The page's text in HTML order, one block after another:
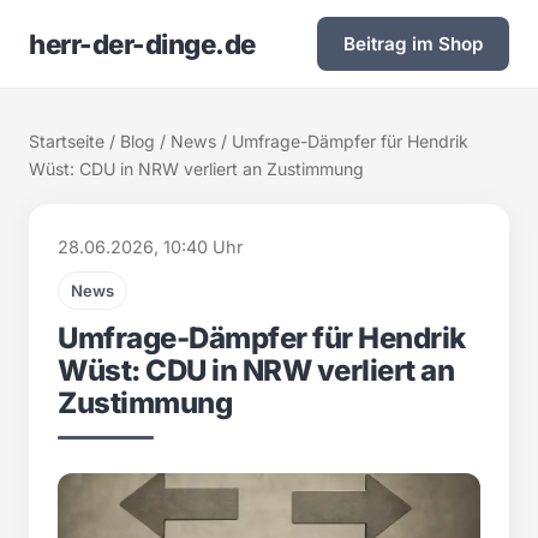
herr-der-dinge.de Beitrag im Shop
Startseite / Blog / News / Umfrage-Dämpfer für Hendrik
Wüst: CDU in NRW verliert an Zustimmung
28.06.2026, 10:40 Uhr
News
Umfrage-Dämpfer für Hendrik
Wüst: CDU in NRW verliert an
Zustimmung